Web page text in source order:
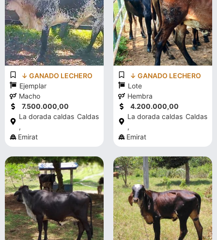
↓ GANADO LECHERO
Ejemplar
Macho
7.500.000,00
La dorada caldas
,
Caldas
Emirat
↓ GANADO LECHERO
Lote
Hembra
4.200.000,00
La dorada caldas
,
Caldas
Emirat